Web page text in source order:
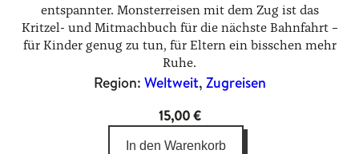
entspannter. Monsterreisen mit dem Zug ist das
Kritzel- und Mitmachbuch für die nächste Bahnfahrt –
für Kinder genug zu tun, für Eltern ein bisschen mehr
Ruhe.
Region: Weltweit, Zugreisen
15,00€
In den Warenkorb